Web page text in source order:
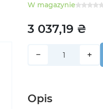
W magazynie
3 037,19 ₴
− +
Opis